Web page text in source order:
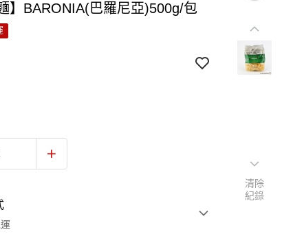
】BARONIA(巴羅尼亞)500g/包
清除
紀錄